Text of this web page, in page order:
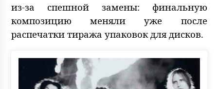
из-за спешной замены: финальную
композицию меняли уже после
распечатки тиража упаковок для дисков.